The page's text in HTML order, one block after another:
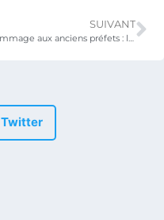
Twitter
SUIVANT